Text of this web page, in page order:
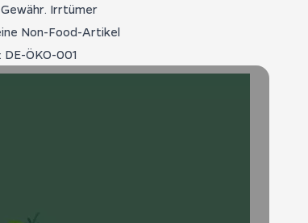
Irrtümer
Non-Food-Artikel
ÖKO-001